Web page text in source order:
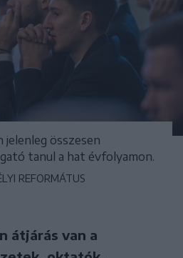
összesen
tanul a hat évfolyamon.
REFORMÁTUS
átjárás van a